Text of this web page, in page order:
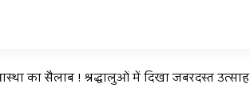
का सैलाब ! श्रद्धालुओं में दिखा जबरदस्त उत्साह